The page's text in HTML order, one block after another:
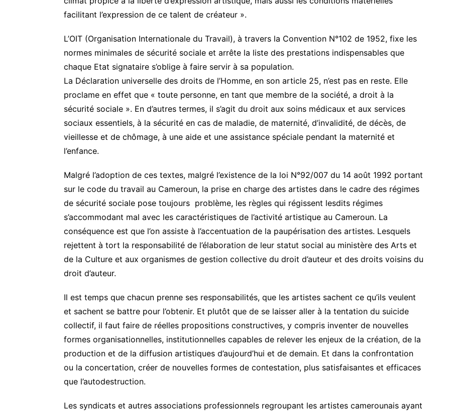
facilitant l’expression de ce talent de créateur ».
L’OIT (Organisation Internationale du Travail), à travers la Convention N°102 de 1952, fixe les
normes minimales de sécurité sociale et arrête la liste des prestations indispensables que
chaque Etat signataire s’oblige à faire servir à sa population.
La Déclaration universelle des droits de l’Homme, en son article 25, n’est pas en reste. Elle
proclame en effet que « toute personne, en tant que membre de la société, a droit à la
sécurité sociale ». En d’autres termes, il s’agit du droit aux soins médicaux et aux services
sociaux essentiels, à la sécurité en cas de maladie, de maternité, d’invalidité, de décès, de
vieillesse et de chômage, à une aide et une assistance spéciale pendant la maternité et
l’enfance.
Malgré l’adoption de ces textes, malgré l’existence de la loi N°92/007 du 14 août 1992 portant
sur le code du travail au Cameroun, la prise en charge des artistes dans le cadre des régimes
de sécurité sociale pose toujours problème, les règles qui régissent lesdits régimes
s’accommodant mal avec les caractéristiques de l’activité artistique au Cameroun. La
conséquence est que l’on assiste à l’accentuation de la paupérisation des artistes. Lesquels
rejettent à tort la responsabilité de l’élaboration de leur statut social au ministère des Arts et
de la Culture et aux organismes de gestion collective du droit d’auteur et des droits voisins du
droit d’auteur.
Il est temps que chacun prenne ses responsabilités, que les artistes sachent ce qu’ils veulent
et sachent se battre pour l’obtenir. Et plutôt que de se laisser aller à la tentation du suicide
collectif, il faut faire de réelles propositions constructives, y compris inventer de nouvelles
formes organisationnelles, institutionnelles capables de relever les enjeux de la création, de la
production et de la diffusion artistiques d’aujourd’hui et de demain. Et dans la confrontation
ou la concertation, créer de nouvelles formes de contestation, plus satisfaisantes et efficaces
que l’autodestruction.
Les syndicats et autres associations professionnels regroupant les artistes camerounais ayant